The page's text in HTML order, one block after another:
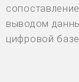
выводом
цифровой